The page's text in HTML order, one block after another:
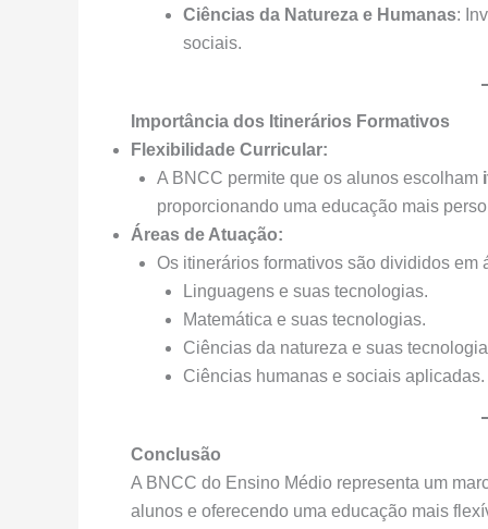
Ciências da Natureza e Humanas:
sociais.
Importância dos Itinerários Formativos
Flexibilidade Curricular:
A BNCC permite que os alunos escolham
proporcionando uma educação mais
Áreas de Atuação:
Os itinerários formativos são divididos em
Linguagens e suas tecnologias.
Matemática e suas tecnologias.
Ciências da natureza e suas
Ciências humanas e sociais aplicadas.
Conclusão
A BNCC do Ensino Médio representa um
alunos e oferecendo uma educação mais